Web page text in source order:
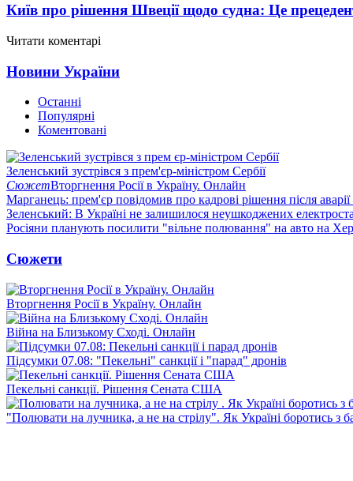
Київ про рішення Швеції щодо судна: Це
Читати коментарі
Новини України
Останні
Популярні
Коментовані
Зеленський зустрівся з прем'єр-міністром Сербії
СюжетВторгнення Росії в Україну. Онлайн
Марганець: прем'єр повідомив про кадрові рішення після аварії
Зеленський: В Україні не залишилося неушкоджених
Росіяни планують посилити "вільне полювання" на авто на
Сюжети
Вторгнення Росії в Україну. Онлайн
Війна на Близькому Сході. Онлайн
Підсумки 07.08: "Пекельні" санкції і "парад" дронів
Пекельні санкції. Рішення Сената США
"Полювати на лучника, а не на стрілу". Як Україні боротись з